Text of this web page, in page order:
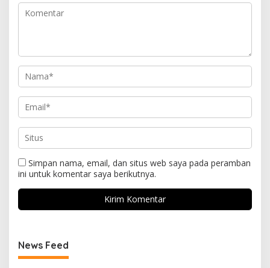
Simpan nama, email, dan situs web saya pada peramban
ini untuk komentar saya berikutnya.
News Feed